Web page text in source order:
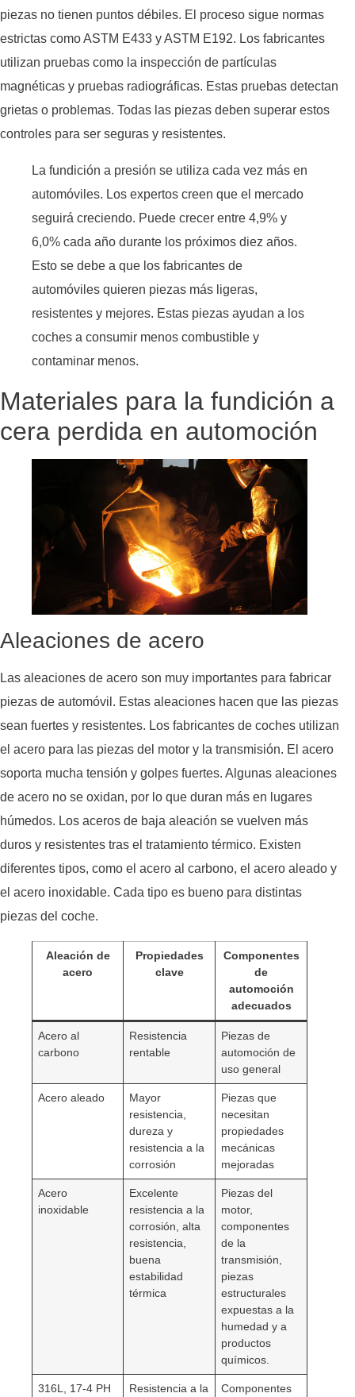
piezas no tienen puntos débiles. El proceso sigue normas
estrictas como ASTM E433 y ASTM E192. Los fabricantes
utilizan pruebas como la inspección de partículas
magnéticas y pruebas radiográficas. Estas pruebas detectan
grietas o problemas. Todas las piezas deben superar estos
controles para ser seguras y resistentes.
La fundición a presión se utiliza cada vez más en
automóviles. Los expertos creen que el mercado
seguirá creciendo. Puede crecer entre 4,9% y
6,0% cada año durante los próximos diez años.
Esto se debe a que los fabricantes de
automóviles quieren piezas más ligeras,
resistentes y mejores. Estas piezas ayudan a los
coches a consumir menos combustible y
contaminar menos.
Materiales para la fundición a
cera perdida en automoción
Aleaciones de acero
Las aleaciones de acero son muy importantes para fabricar
piezas de automóvil. Estas aleaciones hacen que las piezas
sean fuertes y resistentes. Los fabricantes de coches utilizan
el acero para las piezas del motor y la transmisión. El acero
soporta mucha tensión y golpes fuertes. Algunas aleaciones
de acero no se oxidan, por lo que duran más en lugares
húmedos. Los aceros de baja aleación se vuelven más
duros y resistentes tras el tratamiento térmico. Existen
diferentes tipos, como el acero al carbono, el acero aleado y
el acero inoxidable. Cada tipo es bueno para distintas
piezas del coche.
Aleación de
acero
Propiedades
clave
Componentes
de
automoción
adecuados
Acero al
carbono
Resistencia
rentable
Piezas de
automoción de
uso general
Acero aleado
Mayor
resistencia,
dureza y
resistencia a la
corrosión
Piezas que
necesitan
propiedades
mecánicas
mejoradas
Acero
inoxidable
Excelente
resistencia a la
corrosión, alta
resistencia,
buena
estabilidad
térmica
Piezas del
motor,
componentes
de la
transmisión,
piezas
estructurales
expuestas a la
humedad y a
productos
químicos.
316L, 17-4 PH
Resistencia a la
Componentes